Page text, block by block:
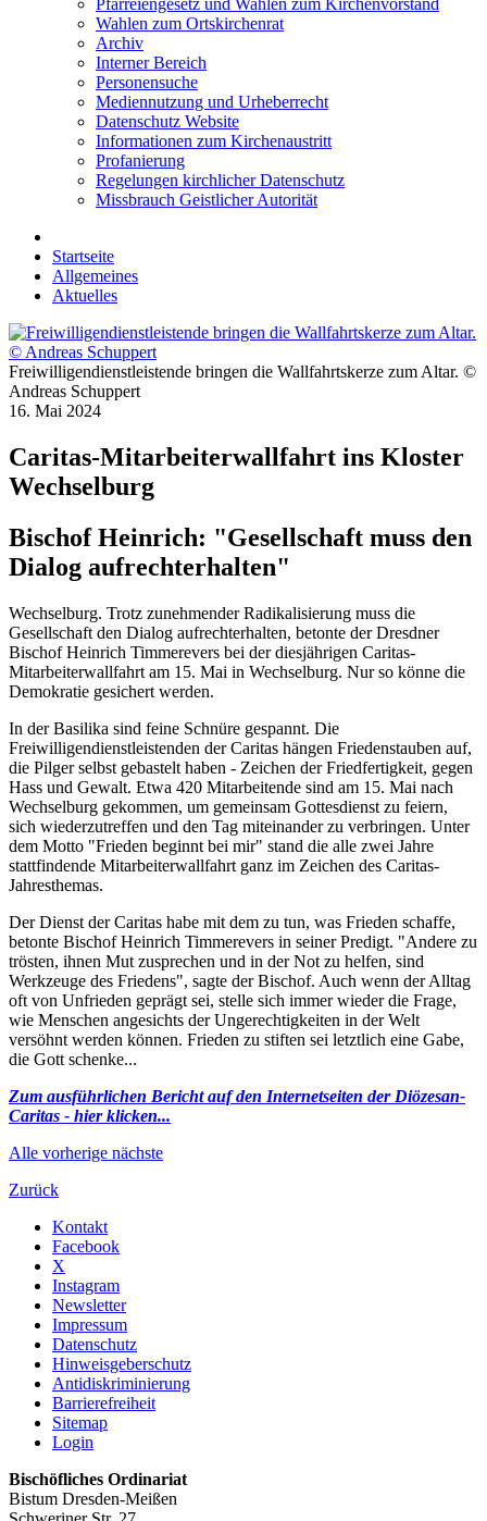
Pfarreiengesetz und Wahlen zum Kirchenvorstand
Wahlen zum Ortskirchenrat
Archiv
Interner Bereich
Personensuche
Mediennutzung und Urheberrecht
Datenschutz Website
Informationen zum Kirchenaustritt
Profanierung
Regelungen kirchlicher Datenschutz
Missbrauch Geistlicher Autorität
Startseite
Allgemeines
Aktuelles
Freiwilligendienstleistende bringen die Wallfahrtskerze zum Altar. ©
Andreas Schuppert
16. Mai 2024
Caritas-Mitarbeiterwallfahrt ins Kloster
Wechselburg
Bischof Heinrich: "Gesellschaft muss den
Dialog aufrechterhalten"
Wechselburg. Trotz zunehmender Radikalisierung muss die
Gesellschaft den Dialog aufrechterhalten, betonte der Dresdner
Bischof Heinrich Timmerevers bei der diesjährigen Caritas-
Mitarbeiterwallfahrt am 15. Mai in Wechselburg. Nur so könne die
Demokratie gesichert werden.
In der Basilika sind feine Schnüre gespannt. Die
Freiwilligendienstleistenden der Caritas hängen Friedenstauben auf,
die Pilger selbst gebastelt haben - Zeichen der Friedfertigkeit, gegen
Hass und Gewalt. Etwa 420 Mitarbeitende sind am 15. Mai nach
Wechselburg gekommen, um gemeinsam Gottesdienst zu feiern,
sich wiederzutreffen und den Tag miteinander zu verbringen. Unter
dem Motto "Frieden beginnt bei mir" stand die alle zwei Jahre
stattfindende Mitarbeiterwallfahrt ganz im Zeichen des Caritas-
Jahresthemas.
Der Dienst der Caritas habe mit dem zu tun, was Frieden schaffe,
betonte Bischof Heinrich Timmerevers in seiner Predigt. "Andere zu
trösten, ihnen Mut zusprechen und in der Not zu helfen, sind
Werkzeuge des Friedens", sagte der Bischof. Auch wenn der Alltag
oft von Unfrieden geprägt sei, stelle sich immer wieder die Frage,
wie Menschen angesichts der Ungerechtigkeiten in der Welt
versöhnt werden können. Frieden zu stiften sei letztlich eine Gabe,
die Gott schenke...
Zum ausführlichen Bericht auf den Internetseiten der Diözesan-
Caritas - hier klicken...
Alle vorherige nächste
Zurück
Kontakt
Facebook
X
Instagram
Newsletter
Impressum
Datenschutz
Hinweisgeberschutz
Antidiskriminierung
Barrierefreiheit
Sitemap
Login
Bischöfliches Ordinariat
Bistum Dresden-Meißen